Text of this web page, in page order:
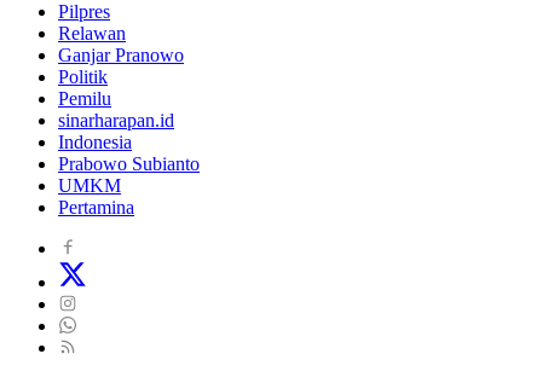
Pilpres
Relawan
Ganjar Pranowo
Politik
Pemilu
sinarharapan.id
Indonesia
Prabowo Subianto
UMKM
Pertamina